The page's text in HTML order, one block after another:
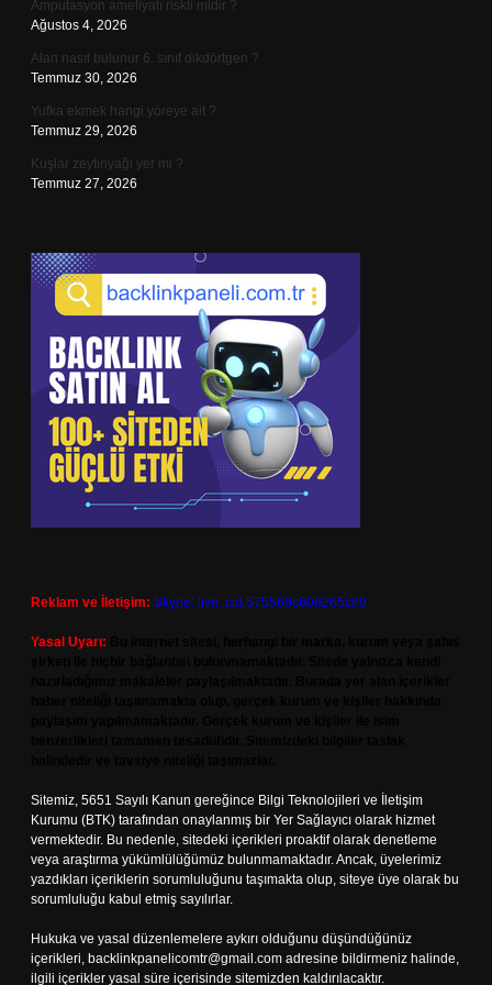
Amputasyon ameliyatı riskli midir ?
Ağustos 4, 2026
Alan nasıl bulunur 6. sınıf dikdörtgen ?
Temmuz 30, 2026
Yufka ekmek hangi yöreye ait ?
Temmuz 29, 2026
Kuşlar zeytinyağı yer mi ?
Temmuz 27, 2026
Reklam ve İletişim: Skype: live:.cid.575569c608265c69
Yasal Uyarı:
Sitemiz, 5651 Sayılı Kanun gereğince Bilgi Teknolojileri ve İletişim
Kurumu (BTK) tarafından onaylanmış bir Yer Sağlayıcı olarak hizmet
vermektedir. Bu nedenle, sitedeki içerikleri proaktif olarak denetleme
veya araştırma yükümlülüğümüz bulunmamaktadır. Ancak, üyelerimiz
yazdıkları içeriklerin sorumluluğunu taşımakta olup, siteye üye olarak bu
sorumluluğu kabul etmiş sayılırlar.
Hukuka ve yasal düzenlemelere aykırı olduğunu düşündüğünüz
içerikleri, backlinkpanelicomtr@gmail.com adresine bildirmeniz halinde,
ilgili içerikler yasal süre içerisinde sitemizden kaldırılacaktır.